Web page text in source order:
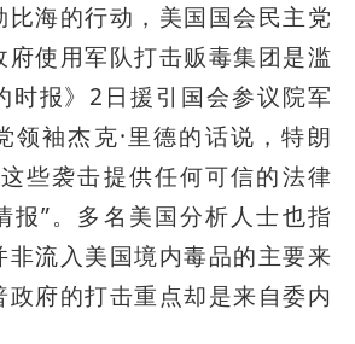
比海的行动，美国国会民主党
府使用军队打击贩毒集团是滥
时报》2日援引国会参议院军
领袖杰克·里德的话说，特朗
些袭击提供任何可信的法律
报”。多名美国分析人士也指
非流入美国境内毒品的主要来
府的打击重点却是来自委内